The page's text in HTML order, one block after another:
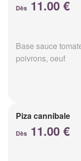
Dès 11.00 €
Base sauce
poivrons, oeuf
Piza cannibale
Dès 11.00 €